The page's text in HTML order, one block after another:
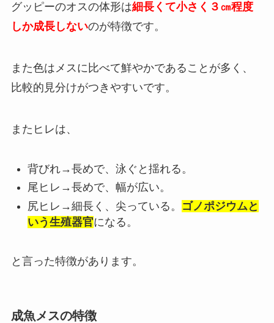
グッピーのオスの体形は細長くて小さく３㎝程度
しか成長しないのが特徴です。
また色はメスに比べて鮮やかであることが多く、
比較的見分けがつきやすいです。
またヒレは、
背びれ→長めで、泳ぐと揺れる。
尾ヒレ→長めで、幅が広い。
尻ヒレ→細長く、尖っている。
ゴノポジウムと
いう生殖器官になる。
と言った特徴があります。
成魚メスの特徴